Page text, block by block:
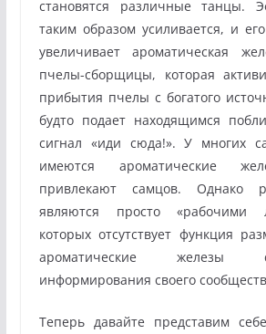
становятся различные танцы.
таким образом усиливается, и
увеличивает ароматическая
пчелы-сборщицы, которая
прибытия пчелы с богатого
будто подает находящимся
сигнал «иди сюда!». У многих
имеются ароматические
привлекают самцов. Однако
являются просто «рабочими
которых отсутствует функция
ароматические железы
информирования своего
Теперь давайте представим